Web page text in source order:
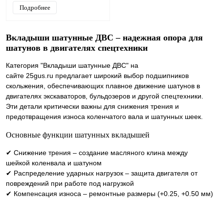
Подробнее
Вкладыши шатунные ДВС – надежная опора для
шатунов в двигателях спецтехники
Категория "Вкладыши шатунные ДВС" на
сайте 25gus.ru предлагает широкий выбор подшипников
скольжения, обеспечивающих плавное движение шатунов в
двигателях экскаваторов, бульдозеров и другой спецтехники.
Эти детали критически важны для снижения трения и
предотвращения износа коленчатого вала и шатунных шеек.
Основные функции шатунных вкладышей
✔ Снижение трения – создание масляного клина между
шейкой коленвала и шатуном
✔ Распределение ударных нагрузок – защита двигателя от
повреждений при работе под нагрузкой
✔ Компенсация износа – ремонтные размеры (+0.25, +0.50 мм)